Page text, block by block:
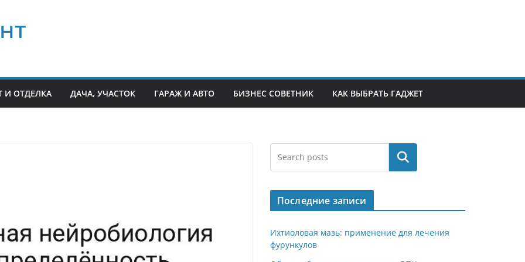
И ОТДЕЛКА ДАЧА, УЧАСТОК ГАРАЖ И АВТО БИЗНЕС СОВЕТНИК КАК ВЫБРАТЬ ГАДЖЕТ
Поиск
Последние записи
Ихтиоловая мазь: применение для лечения
фурункулов